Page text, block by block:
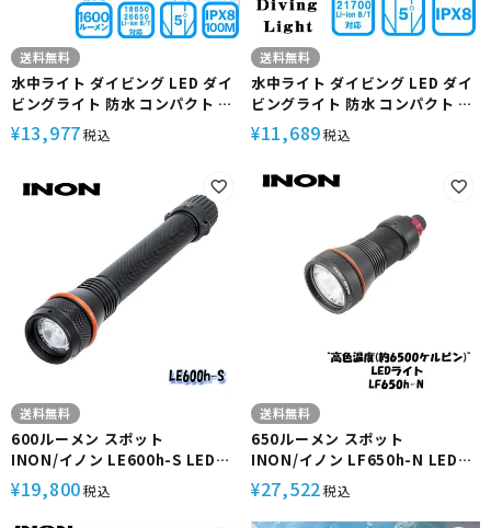
送料無料
水中ライト ダイビング LED ダイ
ビングライト 防水 コンパクト ハ
ンディライト 充電式 D26 1600S
(電池 充電器なし ) XTAR エクス
¥13,977税込
送料無料
水中ライト ダイビング LED ダイ
ビングライト 防水 コンパクト ハ
ンディライト 充電式 DH1 1600
(電池 充電器なし ) XTAR エクス
¥11,689税込
送料無料
600ルーメン スポット
INON/イノン LE600h-S LED水
中ライト
¥19,800税込
送料無料
650ルーメン スポット
INON/イノン LF650h-N LED水
中ライト
¥27,522税込